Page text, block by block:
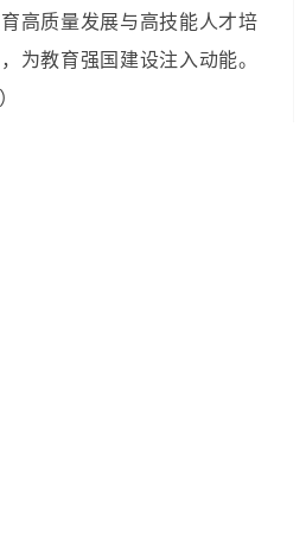
高质量发展与高技能人才培
为教育强国建设注入动能。